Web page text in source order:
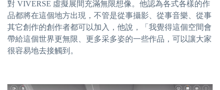
對 VIVERSE 虛擬展間充滿無限想像。他認為各式各樣的作
品都將在這個地方出現，不管是從事攝影、從事音樂、從事
其它創作的創作者都可以加入，他說，「我覺得這個空間會
帶給這個世界更無限、更多采多姿的一些作品，可以讓大家
很容易地去接觸到。